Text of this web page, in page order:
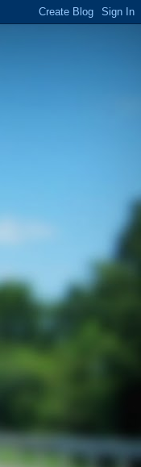
Pembelajaran